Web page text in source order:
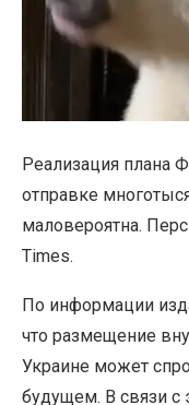
Реализация плана
отправке
маловероятна.
Times.
По информации
что размещение
Украине может
будущем. В связи с